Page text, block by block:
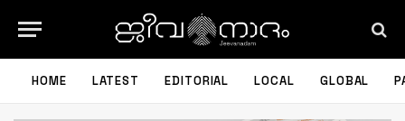
HOME LATEST EDITORIAL LOCAL GLOBAL